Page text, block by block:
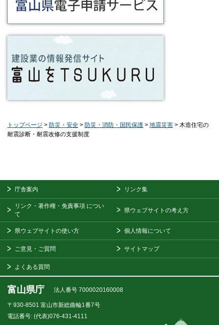
トップページ > 防災・安全 > 防災・消防・国民保護 > 地震災害 > 木造住宅の
耐震診断・耐震改修の支援制度
庁舎案内 リンク集
リンク・著作権・免責事項 につい
て
県ウェブサイトの考え方
県ウェブサイトの使い方 個人情報について
ご意見・ご質問 サイトマップ
よくある質問
富山県庁 法人番号 7000020160008
〒930-8501 富山市新総曲輪1番7号
電話番号: (代表)076-431-4111